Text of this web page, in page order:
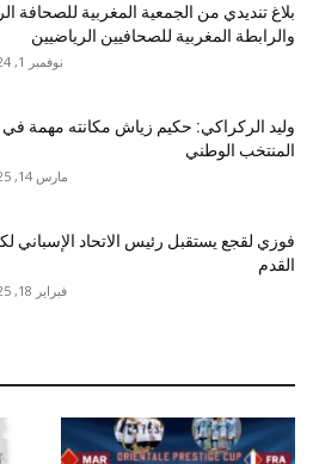
بلاغ تنديدي من الجمعية المغربية للصحافة
والرابطة المغربية للصحافيين الرياضيين
نوفمبر 1, 2024 15:55
وليد الركراكي: حكيم زياش مكانته مهمة في
المنتخب الوطني
مارس 14, 2025 13:07
فوزي لقجع يستقبل رئيس الاتحاد الإسباني
القدم
فبراير 18, 2025 20:56